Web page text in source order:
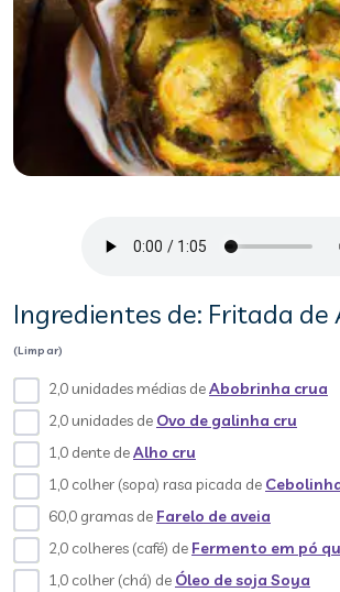
Ingredientes de: Fritada de
(Limpar)
2,0 unidades médias deAbobrinha crua
2,0 unidades de Ovo de galinha cru
1,0 dente deAlho cru
1,0 colher (sopa) rasa picada de
60,0 gramas de Farelo de aveia
2,0 colheres (café) de Fermento em pó
1,0 colher (chá) de Óleo de soja Soya